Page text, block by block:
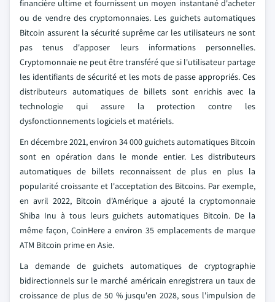
financière ultime et fournissent un moyen instantané d'acheter
ou de vendre des cryptomonnaies. Les guichets automatiques
Bitcoin assurent la sécurité suprême car les utilisateurs ne sont
pas tenus d'apposer leurs informations personnelles.
Cryptomonnaie ne peut être transféré que si l'utilisateur partage
les identifiants de sécurité et les mots de passe appropriés. Ces
distributeurs automatiques de billets sont enrichis avec la
technologie qui assure la protection contre les
dysfonctionnements logiciels et matériels.
En décembre 2021, environ 34 000 guichets automatiques Bitcoin
sont en opération dans le monde entier. Les distributeurs
automatiques de billets reconnaissent de plus en plus la
popularité croissante et l'acceptation des Bitcoins. Par exemple,
en avril 2022, Bitcoin d'Amérique a ajouté la cryptomonnaie
Shiba Inu à tous leurs guichets automatiques Bitcoin. De la
même façon, CoinHere a environ 35 emplacements de marque
ATM Bitcoin prime en Asie.
La demande de guichets automatiques de cryptographie
bidirectionnels sur le marché américain enregistrera un taux de
croissance de plus de 50 % jusqu'en 2028, sous l'impulsion de